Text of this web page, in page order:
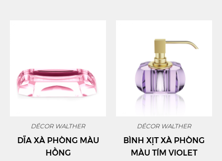
DÉCOR WALTHER
DĨA XÀ PHÒNG MÀU
HỒNG
DÉCOR WALTHER
BÌNH XỊT XÀ PHÒNG
MÀU TÍM VIOLET